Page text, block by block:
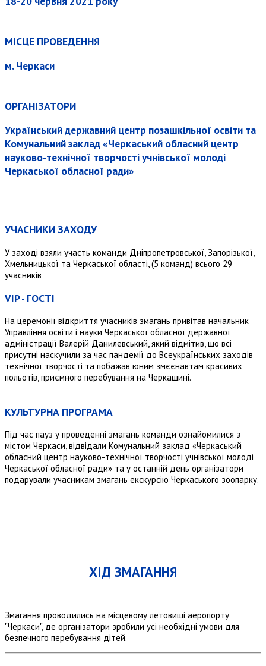
МІСЦЕ ПРОВЕДЕННЯ
м. Черкаси
ОРГАНІЗАТОРИ
Український державний центр позашкільної освіти та
Комунальний заклад «Черкаський обласний центр
науково-технічної творчості учнівської молоді
Черкаської обласної ради»
УЧАСНИКИ ЗАХОДУ
У заході взяли участь команди Дніпропетровської, Запорізької,
Хмельницької та Черкаської області, (5 команд) всього 29
учасників
VIP - ГОСТІ
На церемонії відкриття учасників змагань привітав начальник
Управління освіти і науки Черкаської обласної державної
адміністрації Валерій Данилевський, який відмітив, що всі
присутні наскучили за час пандемії до Всеукраїнських заходів
технічної творчості та побажав юним змєєнавтам красивих
польотів, приємного перебування на Черкащині.
КУЛЬТУРНА ПРОГРАМА
Під час пауз у проведенні змагань команди ознайомилися з
містом Черкаси, відвідали Комунальний заклад «Черкаський
обласний центр науково-технічної творчості учнівської молоді
Черкаської обласної ради» та у останній день організатори
подарували учасникам змагань екскурсію Черкаського зоопарку.
ХІД ЗМАГАННЯ
Змагання проводились на місцевому летовищі аеропорту
"Черкаси", де організатори зробили усі необхідні умови для
безпечного перебування дітей.